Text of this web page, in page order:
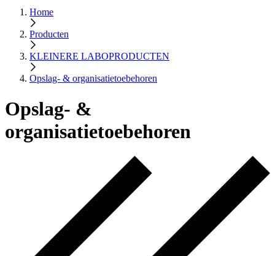
Home
Producten
KLEINERE LABOPRODUCTEN
Opslag- & organisatietoebehoren
Opslag- &
organisatietoebehoren